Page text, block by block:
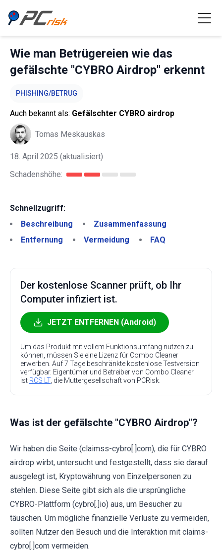
Wie man Betrügereien wie das
gefälschte "CYBRO Airdrop" erkennt
PHISHING/BETRUG
Auch bekannt als: Gefälschter CYBRO airdrop
Tomas Meskauskas
18. April 2025 (aktualisiert)
Schadenshöhe:
Schnellzugriff:
Beschreibung
Zusammenfassung
Entfernung
Vermeidung FAQ
Der kostenlose Scanner prüft, ob Ihr
Computer infiziert ist.
JETZT ENTFERNEN (Android)
Um das Produkt mit vollem Funktionsumfang nutzen zu
können, müssen Sie eine Lizenz für Combo Cleaner
erwerben. Auf 7 Tage beschränkte kostenlose Testversion
verfügbar. Eigentümer und Betreiber von Combo Cleaner
ist RCS LT, die Muttergesellschaft von PCRisk.
Was ist der gefälschte "CYBRO Airdrop"?
Wir haben die Seite (claimss-cybro[.]com), die für CYBRO
airdrop wirbt, untersucht und festgestellt, dass sie darauf
ausgelegt ist, Kryptowährung von Einzelpersonen zu
stehlen. Diese Seite gibt sich als die ursprüngliche
CYBRO-Plattform (cybro[.]io) aus, um Besucher zu
täuschen. Um mögliche finanzielle Verluste zu vermeiden,
sollten Nutzer den Besuch und die Interaktion mit claims-
cybro[.]com vermeiden.